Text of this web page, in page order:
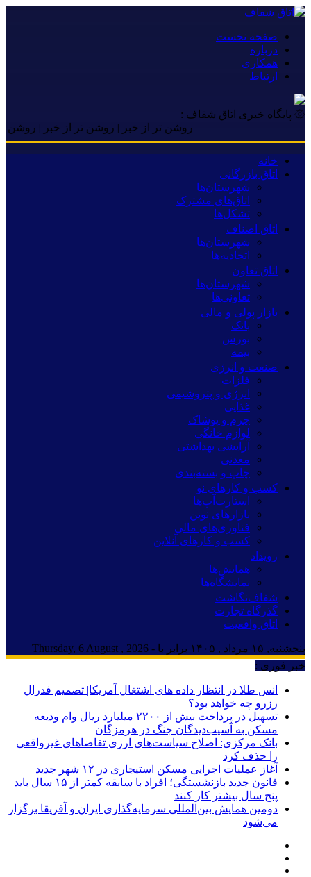
صفحه نخست
درباره
همکاری
ارتباط
۞ پایگاه خبری اتاق شفاف :
روشن تر از خبر | روشن تر از خبر | روشن تر
خانه
اتاق بازرگانی
شهرستان‌ها
اتاق‌های مشترک
تشکل‌ها
اتاق اصناف
شهرستان‌ها
اتحادیه‌ها
اتاق تعاون
شهرستان‌ها
تعاونی‌ها
بازار پولی و مالی
بانک
بورس
بیمه
صنعت و انرژی
فلزات
انرژی و پتروشیمی
غذایی
چرم و پوشاک
لوازم خانگی
آرایشی بهداشتی
معدنی
چاپ و بسته‌بندی
کسب و کارهای نو
استارت‌آپ‌ها
بازارهای نوین
فناوری‌های مالی
کسب و کارهای آنلاین
رویداد
همایش‌ها
نمایشگاه‌ها
شفاف‌نگاشت
گذرگاه تجارت
اتاق واقعیت
پنجشنبه, ۱۵ مرداد , ۱۴۰۵ برابر با - Thursday, 6 August , 2026
خبر فوری :
انس طلا در انتظار داده های اشتغال آمریکا| تصمیم فدرال
رزرو چه خواهد بود؟
تسهیل در پرداخت بیش از ۲۲۰۰ میلیارد ریال وام ودیعه
مسکن به آسیب‌دیدگان جنگ در هرمزگان
بانک مرکزی: اصلاح سیاست‌های ارزی تقاضاهای غیرواقعی
را حذف کرد
آغاز عملیات اجرایی مسکن استیجاری در ۱۲ شهر جدید
قانون جدید بازنشستگی؛ افراد با سابقه کمتر از ۱۵ سال باید
پنج سال بیشتر کار کنند
دومین همایش بین‌المللی سرمایه‌گذاری ایران و آفریقا برگزار
می‌شود